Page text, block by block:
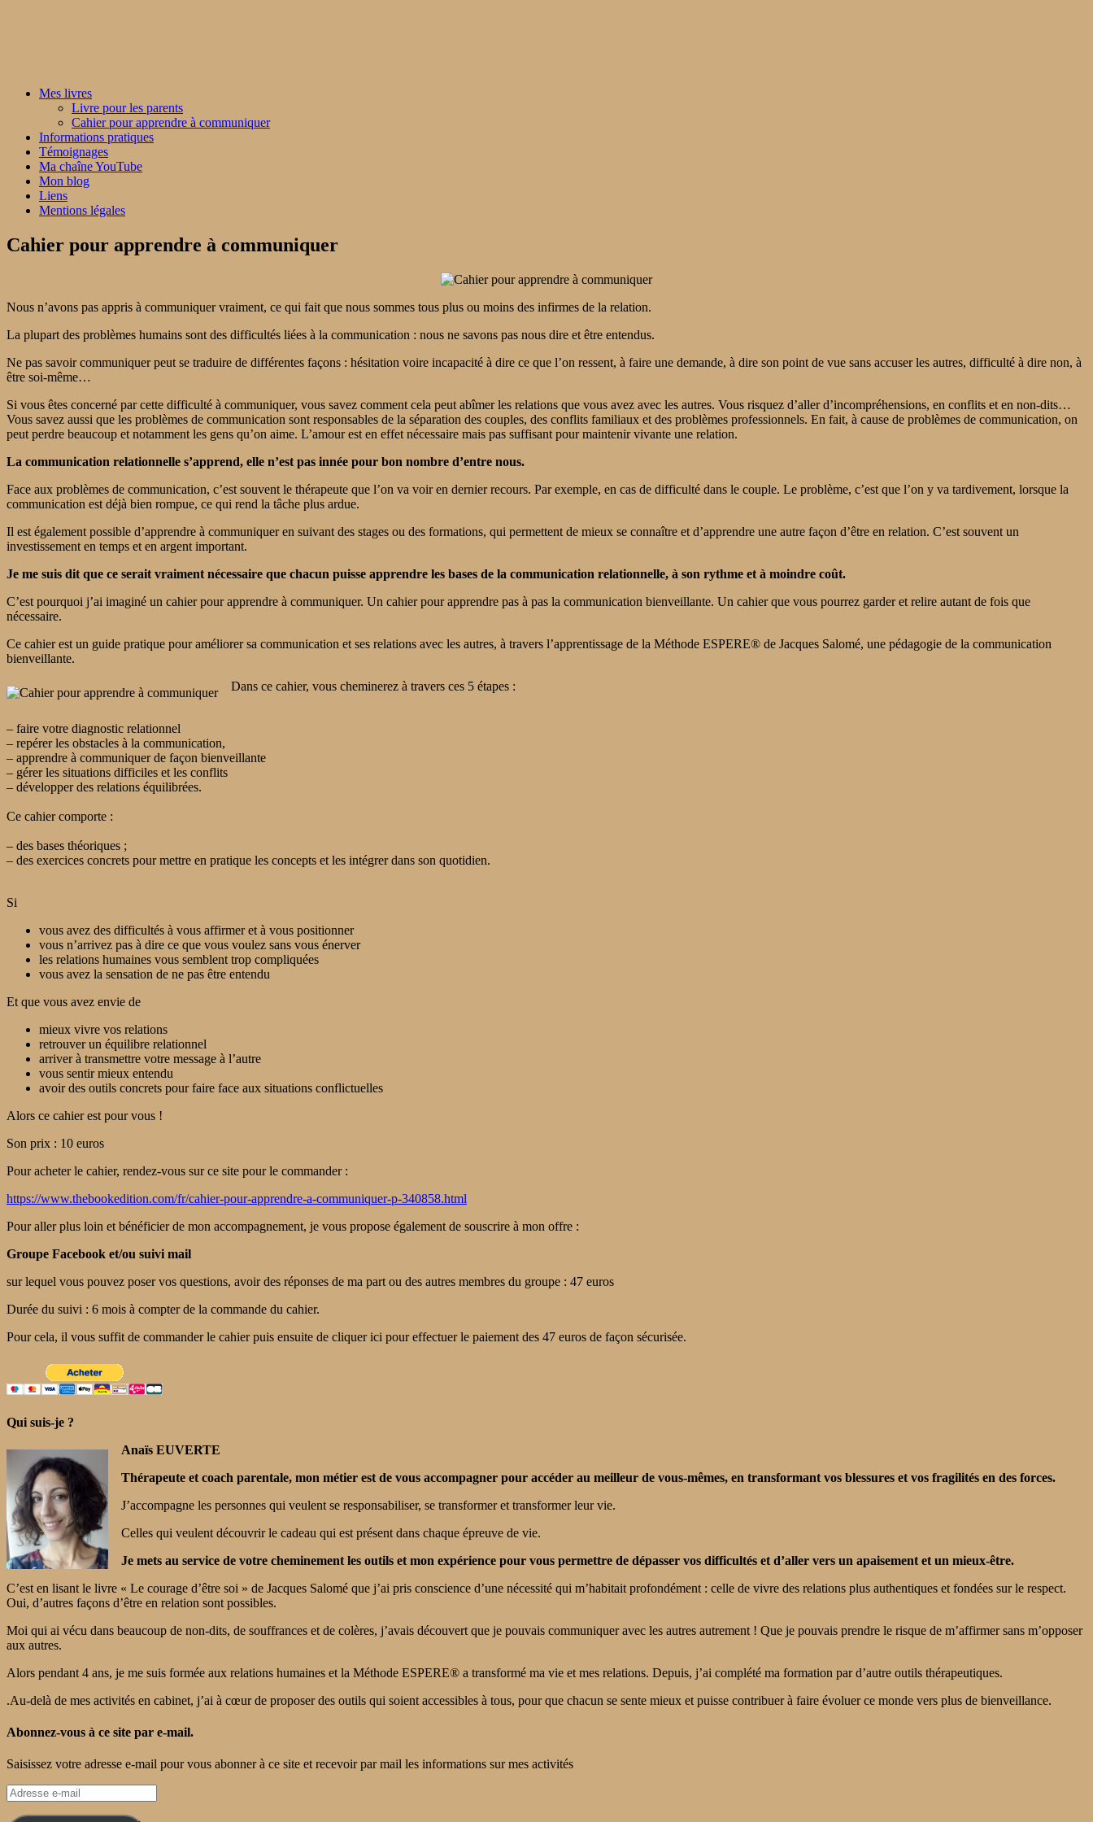
Mes livres
Livre pour les parents
Cahier pour apprendre à communiquer
Informations pratiques
Témoignages
Ma chaîne YouTube
Mon blog
Liens
Mentions légales
Cahier pour apprendre à communiquer
Nous n’avons pas appris à communiquer vraiment, ce qui fait que nous sommes tous plus ou moins des infirmes de la relation.
La plupart des problèmes humains sont des difficultés liées à la communication : nous ne savons pas nous dire et être entendus.
Ne pas savoir communiquer peut se traduire de différentes façons : hésitation voire incapacité à dire ce que l’on ressent, à faire une demande, à dire son point de vue sans accuser les autres, difficulté à dire non, à
être soi-même…
Si vous êtes concerné par cette difficulté à communiquer, vous savez comment cela peut abîmer les relations que vous avez avec les autres. Vous risquez d’aller d’incompréhensions, en conflits et en non-dits…
Vous savez aussi que les problèmes de communication sont responsables de la séparation des couples, des conflits familiaux et des problèmes professionnels. En fait, à cause de problèmes de communication, on
peut perdre beaucoup et notamment les gens qu’on aime. L’amour est en effet nécessaire mais pas suffisant pour maintenir vivante une relation.
La communication relationnelle s’apprend, elle n’est pas innée pour bon nombre d’entre nous.
Face aux problèmes de communication, c’est souvent le thérapeute que l’on va voir en dernier recours. Par exemple, en cas de difficulté dans le couple. Le problème, c’est que l’on y va tardivement, lorsque la
communication est déjà bien rompue, ce qui rend la tâche plus ardue.
Il est également possible d’apprendre à communiquer en suivant des stages ou des formations, qui permettent de mieux se connaître et d’apprendre une autre façon d’être en relation. C’est souvent un
investissement en temps et en argent important.
Je me suis dit que ce serait vraiment nécessaire que chacun puisse apprendre les bases de la communication relationnelle, à son rythme et à moindre coût.
C’est pourquoi j’ai imaginé un cahier pour apprendre à communiquer. Un cahier pour apprendre pas à pas la communication bienveillante. Un cahier que vous pourrez garder et relire autant de fois que
nécessaire.
Ce cahier est un guide pratique pour améliorer sa communication et ses relations avec les autres, à travers l’apprentissage de la Méthode ESPERE® de Jacques Salomé, une pédagogie de la communication
bienveillante.
Dans ce cahier, vous cheminerez à travers ces 5 étapes :
– faire votre diagnostic relationnel
– repérer les obstacles à la communication,
– apprendre à communiquer de façon bienveillante
– gérer les situations difficiles et les conflits
– développer des relations équilibrées.
Ce cahier comporte :
– des bases théoriques ;
– des exercices concrets pour mettre en pratique les concepts et les intégrer dans son quotidien.
Si
vous avez des difficultés à vous affirmer et à vous positionner
vous n’arrivez pas à dire ce que vous voulez sans vous énerver
les relations humaines vous semblent trop compliquées
vous avez la sensation de ne pas être entendu
Et que vous avez envie de
mieux vivre vos relations
retrouver un équilibre relationnel
arriver à transmettre votre message à l’autre
vous sentir mieux entendu
avoir des outils concrets pour faire face aux situations conflictuelles
Alors ce cahier est pour vous !
Son prix : 10 euros
Pour acheter le cahier, rendez-vous sur ce site pour le commander :
https://www.thebookedition.com/fr/cahier-pour-apprendre-a-communiquer-p-340858.html
Pour aller plus loin et bénéficier de mon accompagnement, je vous propose également de souscrire à mon offre :
Groupe Facebook et/ou suivi mail
sur lequel vous pouvez poser vos questions, avoir des réponses de ma part ou des autres membres du groupe : 47 euros
Durée du suivi : 6 mois à compter de la commande du cahier.
Pour cela, il vous suffit de commander le cahier puis ensuite de cliquer ici pour effectuer le paiement des 47 euros de façon sécurisée.
Qui suis-je ?
Anaïs EUVERTE
Thérapeute et coach parentale, mon métier est de vous accompagner pour accéder au meilleur de vous-mêmes, en transformant vos blessures et vos fragilités en des forces.
J’accompagne les personnes qui veulent se responsabiliser, se transformer et transformer leur vie.
Celles qui veulent découvrir le cadeau qui est présent dans chaque épreuve de vie.
Je mets au service de votre cheminement les outils et mon expérience pour vous permettre de dépasser vos difficultés et d’aller vers un apaisement et un mieux-être.
C’est en lisant le livre « Le courage d’être soi » de Jacques Salomé que j’ai pris conscience d’une nécessité qui m’habitait profondément : celle de vivre des relations plus authentiques et fondées sur le respect.
Oui, d’autres façons d’être en relation sont possibles.
Moi qui ai vécu dans beaucoup de non-dits, de souffrances et de colères, j’avais découvert que je pouvais communiquer avec les autres autrement ! Que je pouvais prendre le risque de m’affirmer sans m’opposer
aux autres.
Alors pendant 4 ans, je me suis formée aux relations humaines et la Méthode ESPERE® a transformé ma vie et mes relations. Depuis, j’ai complété ma formation par d’autre outils thérapeutiques.
.Au-delà de mes activités en cabinet, j’ai à cœur de proposer des outils qui soient accessibles à tous, pour que chacun se sente mieux et puisse contribuer à faire évoluer ce monde vers plus de bienveillance.
Abonnez-vous à ce site par e-mail.
Saisissez votre adresse e-mail pour vous abonner à ce site et recevoir par mail les informations sur mes activités
Adresse
e-